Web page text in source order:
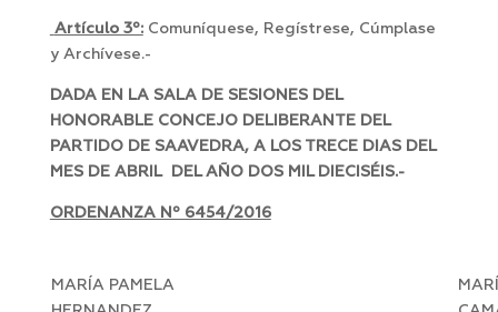
Artículo 3º:Comuníquese, Regístrese, Cúmplase
y Archívese.-
DADA EN LA SALA DE SESIONES DEL
HONORABLE CONCEJO DELIBERANTE DEL
PARTIDO DE SAAVEDRA, A LOS TRECE DIAS DEL
MES DE ABRIL DEL AÑO DOS MIL DIECISÉIS.-
ORDENANZA Nº 6454/2016
MARÍA PAMELA